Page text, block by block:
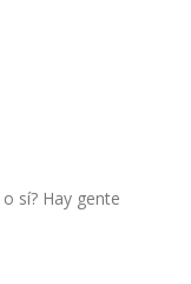
sí? Hay gente